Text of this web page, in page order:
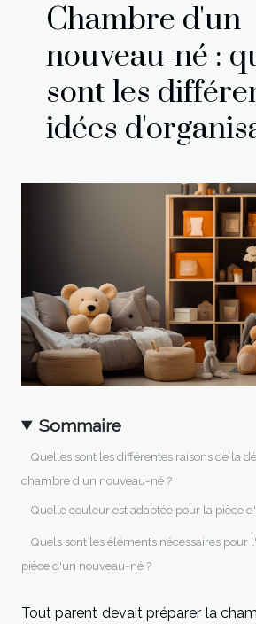
Chambre d'un
nouveau-né :
sont les
idées
Sommaire
Quelles sont les différentes raisons de la
chambre d'un nouveau-né ?
Quelle couleur est adaptée pour la pièce
Quels sont les éléments nécessaires pour
pièce d'un nouveau-né ?
Tout parent devait préparer la